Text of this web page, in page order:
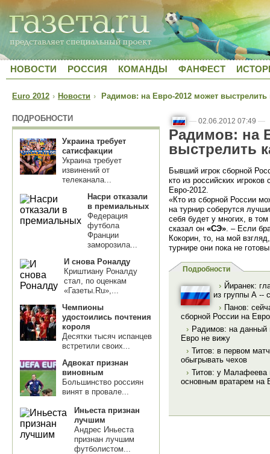
НОВОСТИ РОССИЯ КОМАНДЫ ФАНФЕСТ
Euro 2012 › Новости › Радимов: на Евро-2012 может
ПОДРОБНОСТИ
Украина требует
сатисфакции
Украина требует
извинений от
телеканала...
Насри отказали
в премиальных
Федерация
футбола
Франции
заморозила...
И снова Роналду
Криштиану Роналду
стал, по оценкам
«Газеты.Ru»,...
Чемпионы
удостоились почтения
короля
Десятки тысяч испанцев
встретили своих...
Адвокат признан
виновным
Большинство россиян
винят в провале...
Иньеста признан
лучшим
Андрес Иньеста
признан лучшим
футболистом...
— 02.06.2012 07:49 —
Радимов: на
выстрелить
Бывший игрок сборной
кто из российских
Евро-2012.
«Кто из сборной России
на турнир соберутся
себя будет у многих, в
сказал он «СЭ» . – Если
Кокорин, то, на мой
турнире они пока не
Подробности
› Йиранек:
из группы А --
› Панов:
сборной России на
› Радимов: на данный
Евро не вижу
› Титов: в первом
обыгрывать чехов
› Титов: у Малафеева
основным вратарем на